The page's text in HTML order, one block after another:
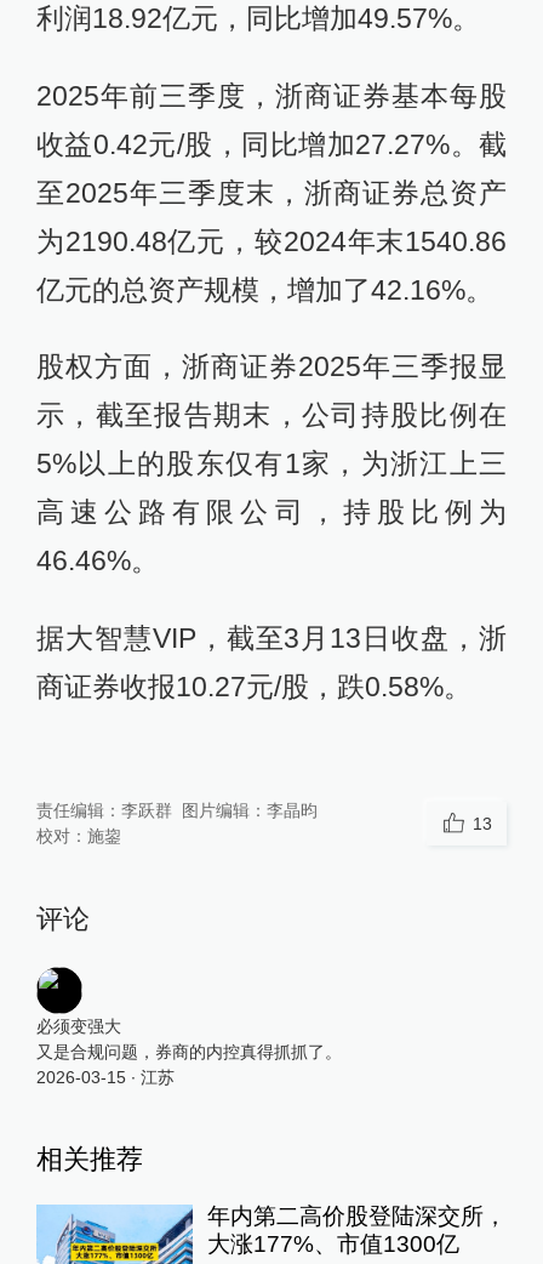
利润18.92亿元，同比增加49.57%。
2025年前三季度，浙商证券基本每股
收益0.42元/股，同比增加27.27%。截
至2025年三季度末，浙商证券总资产
为2190.48亿元，较2024年末1540.86
亿元的总资产规模，增加了42.16%。
股权方面，浙商证券2025年三季报显
示，截至报告期末，公司持股比例在
5%以上的股东仅有1家，为浙江上三
高速公路有限公司，持股比例为
46.46%。
据大智慧VIP，截至3月13日收盘，浙
商证券收报10.27元/股，跌0.58%。
责任编辑： 李跃群 图片编辑： 李晶昀
校对： 施鋆
13
评论
必须变强大
又是合规问题，券商的内控真得抓抓了。
2026-03-15∙ 江苏
相关推荐
年内第二高价股登陆深交所，
大涨177%、市值1300亿